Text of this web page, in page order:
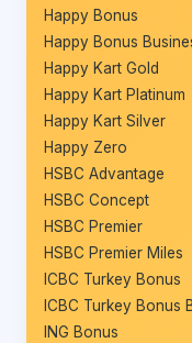
Happy Bonus
Happy Bonus
Happy Kart Gold
Happy Kart Platinum
Happy Kart Silver
Happy Zero
HSBC Advantage
HSBC Concept
HSBC Premier
HSBC Premier Miles
ICBC Turkey Bonus
ICBC Turkey Bonus
ING Bonus